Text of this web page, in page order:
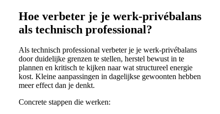
Hoe verbeter je je werk-privébalans
als technisch professional?
Als technisch professional verbeter je je werk-privébalans
door duidelijke grenzen te stellen, herstel bewust in te
plannen en kritisch te kijken naar wat structureel energie
kost. Kleine aanpassingen in dagelijkse gewoonten hebben
meer effect dan je denkt.
Concrete stappen die werken: